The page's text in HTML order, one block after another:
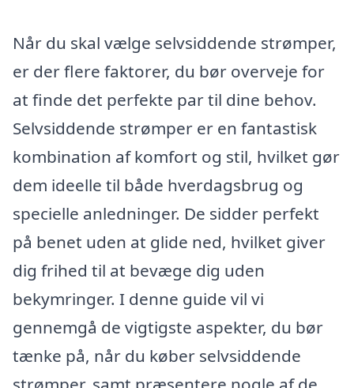
Når du skal vælge selvsiddende strømper,
er der flere faktorer, du bør overveje for
at finde det perfekte par til dine behov.
Selvsiddende strømper er en fantastisk
kombination af komfort og stil, hvilket gør
dem ideelle til både hverdagsbrug og
specielle anledninger. De sidder perfekt
på benet uden at glide ned, hvilket giver
dig frihed til at bevæge dig uden
bekymringer. I denne guide vil vi
gennemgå de vigtigste aspekter, du bør
tænke på, når du køber selvsiddende